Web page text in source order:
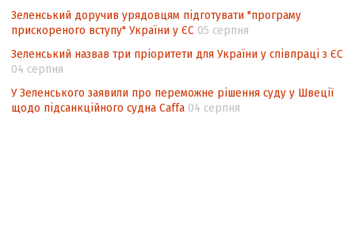
Зеленський доручив урядовцям підготувати "програму
прискореного вступу" України у ЄС 05 серпня
Зеленський назвав три пріоритети для України у співпраці з ЄС
04 серпня
У Зеленського заявили про переможне рішення суду у Швеції
щодо підсанкційного судна Caffa 04 серпня